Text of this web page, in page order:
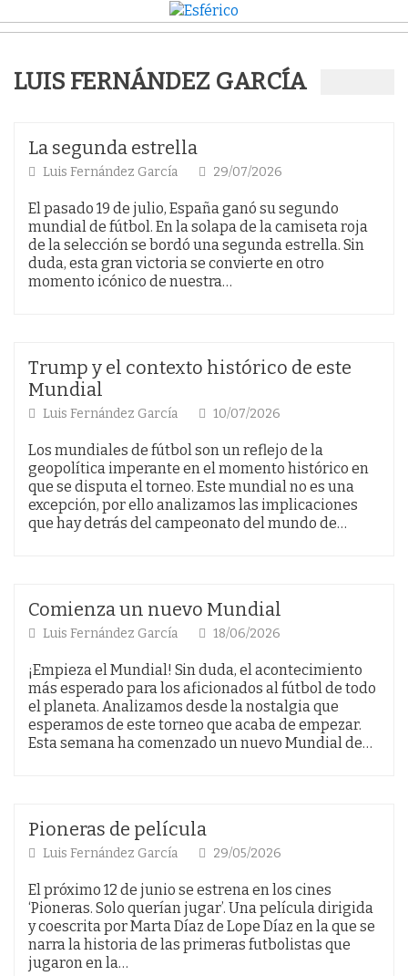
LUIS FERNÁNDEZ GARCÍA
La segunda estrella
Luis Fernández García 29/07/2026
El pasado 19 de julio, España ganó su segundo
mundial de fútbol. En la solapa de la camiseta roja
de la selección se bordó una segunda estrella. Sin
duda, esta gran victoria se convierte en otro
momento icónico de nuestra…
Trump y el contexto histórico de este
Mundial
Luis Fernández García 10/07/2026
Los mundiales de fútbol son un reflejo de la
geopolítica imperante en el momento histórico en
que se disputa el torneo. Este mundial no es una
excepción, por ello analizamos las implicaciones
que hay detrás del campeonato del mundo de…
Comienza un nuevo Mundial
Luis Fernández García 18/06/2026
¡Empieza el Mundial! Sin duda, el acontecimiento
más esperado para los aficionados al fútbol de todo
el planeta. Analizamos desde la nostalgia que
esperamos de este torneo que acaba de empezar.
Esta semana ha comenzado un nuevo Mundial de…
Pioneras de película
Luis Fernández García 29/05/2026
El próximo 12 de junio se estrena en los cines
‘Pioneras. Solo querían jugar’. Una película dirigida
y coescrita por Marta Díaz de Lope Díaz en la que se
narra la historia de las primeras futbolistas que
jugaron en la…